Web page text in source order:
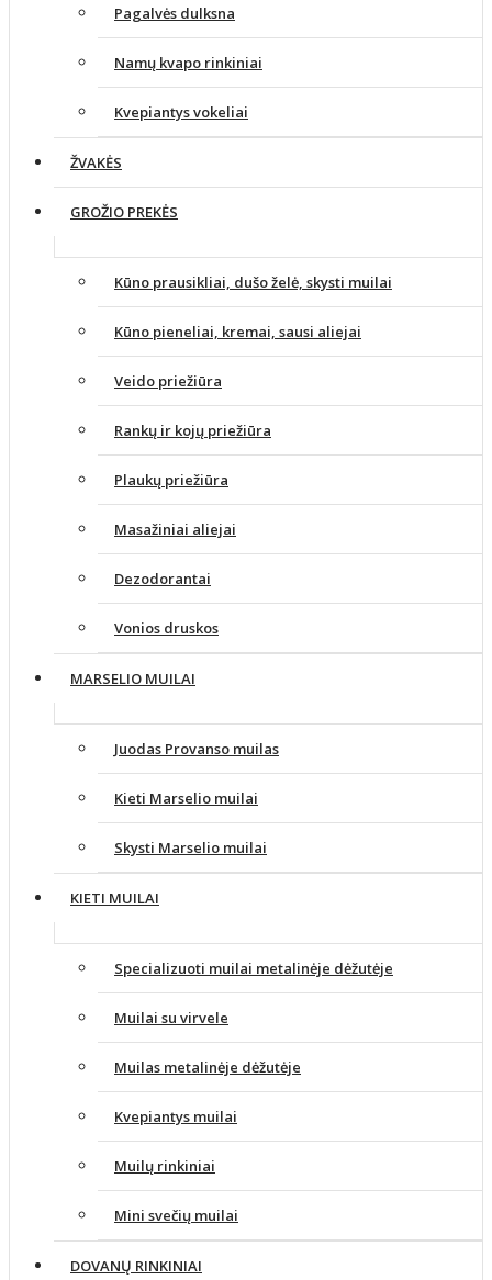
Pagalvės dulksna
Namų kvapo rinkiniai
Kvepiantys vokeliai
ŽVAKĖS
GROŽIO PREKĖS
Kūno prausikliai, dušo želė, skysti muilai
Kūno pieneliai, kremai, sausi aliejai
Veido priežiūra
Rankų ir kojų priežiūra
Plaukų priežiūra
Masažiniai aliejai
Dezodorantai
Vonios druskos
MARSELIO MUILAI
Juodas Provanso muilas
Kieti Marselio muilai
Skysti Marselio muilai
KIETI MUILAI
Specializuoti muilai metalinėje dėžutėje
Muilai su virvele
Muilas metalinėje dėžutėje
Kvepiantys muilai
Muilų rinkiniai
Mini svečių muilai
DOVANŲ RINKINIAI